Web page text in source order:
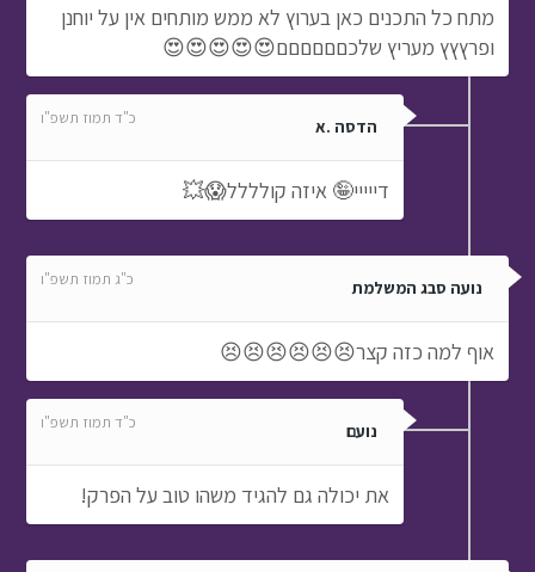
מתח כל התכנים כאן בערוץ לא ממש מותחים אין על יוחנן
ופרץץץ מעריץ שלכםםםםםם😍😍😍😍😍
הדסה .א כ"ד תמוז תשפ"ו
דייייי🤪 איזה קולללל😱💥
נועה סבג המשלמת כ"ג תמוז תשפ"ו
אוף למה כזה קצר😣😣😣😣😣😣
נועם כ"ד תמוז תשפ"ו
את יכולה גם להגיד משהו טוב על הפרק!